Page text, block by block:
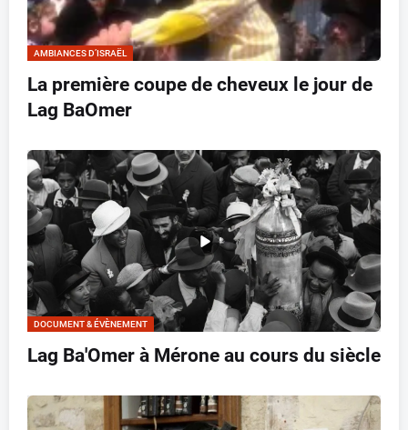
AMBIANCES D’ISRAËL
La première coupe de cheveux le jour de
Lag BaOmer
DOCUMENT & ÉVÈNEMENT
Lag Ba'Omer à Mérone au cours du siècle